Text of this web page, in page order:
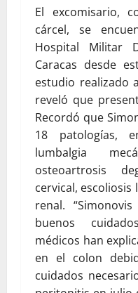
El excomisario,
cárcel, se
Hospital Militar
Caracas desde
estudio realizado
reveló que
Recordó que
18 patologías,
lumbalgia
osteoartrosis
cervical,
renal.
buenos
médicos han
en el colon
cuidados